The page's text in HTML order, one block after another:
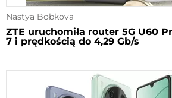
Nastya Bobkova
ZTE uruchomiła router 5G U60
7 i prędkością do 4,29 Gb/s